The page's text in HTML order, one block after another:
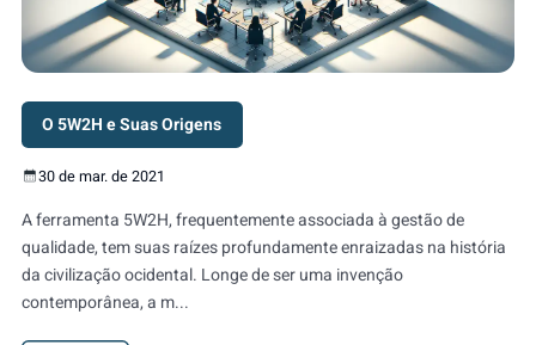
O 5W2H e Suas Origens
30 de mar. de 2021
A ferramenta 5W2H, frequentemente associada à gestão de
qualidade, tem suas raízes profundamente enraizadas na história
da civilização ocidental. Longe de ser uma invenção
contemporânea, a m...